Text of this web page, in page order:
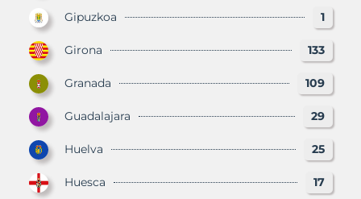
Gipuzkoa 1
Girona 133
Granada 109
Guadalajara 29
Huelva 25
Huesca 17